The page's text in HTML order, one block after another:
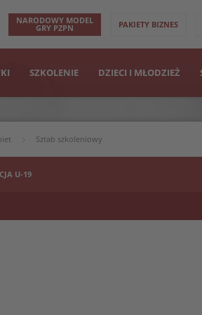
NARODOWY MODEL
GRY PZPN PAKIETY BIZNES
SZKOLENIE DZIECI I MŁODZIEŻ
Sztab szkoleniowy
U-19